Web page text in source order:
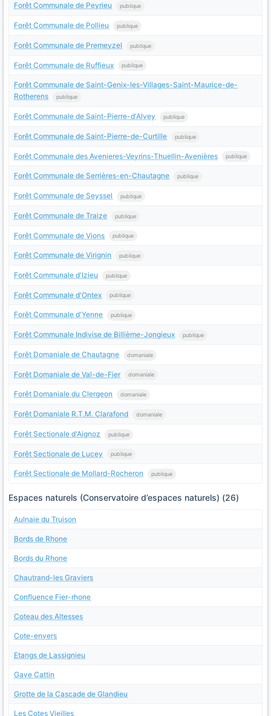
Forêt Communale de Peyrieu publique
Forêt Communale de Pollieu publique
Forêt Communale de Premeyzel publique
Forêt Communale de Ruffieux publique
Forêt Communale de Saint-Genix-les-Villages-Saint-Maurice-de-
Rotherens
publique
Forêt Communale de Saint-Pierre-d'Alvey publique
Forêt Communale de Saint-Pierre-de-Curtille publique
Forêt Communale des Avenieres-Veyrins-Thuellin-Avenières publique
Forêt Communale de Serrières-en-Chautagne publique
Forêt Communale de Seyssel publique
Forêt Communale de Traize publique
Forêt Communale de Vions publique
Forêt Communale de Virignin publique
Forêt Communale d'Izieu publique
Forêt Communale d'Ontex publique
Forêt Communale d'Yenne publique
Forêt Communale Indivise de Billième-Jongieux publique
Forêt Domaniale de Chautagne domaniale
Forêt Domaniale de Val-de-Fier domaniale
Forêt Domaniale du Clergeon domaniale
Forêt Domaniale R.T.M. Clarafond domaniale
Forêt Sectionale d'Aignoz publique
Forêt Sectionale de Lucey publique
Forêt Sectionale de Mollard-Rocheron publique
Espaces naturels (Conservatoire d’espaces naturels) (26)
Aulnaie du Truison
Bords de Rhone
Bords du Rhone
Chautrand-les Graviers
Confluence Fier-rhone
Coteau des Altesses
Cote-envers
Etangs de Lassignieu
Gave Cattin
Grotte de la Cascade de Glandieu
Les Cotes Vieilles